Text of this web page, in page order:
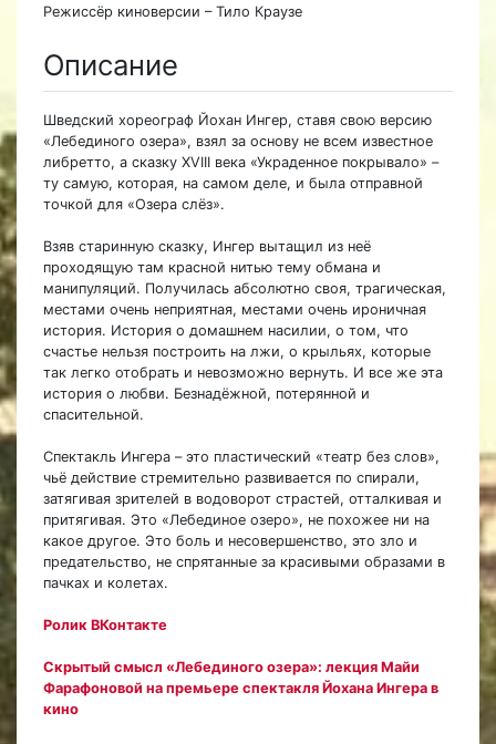
Режиссёр киноверсии – Тило Краузе
Описание
Шведский хореограф Йохан Ингер, ставя свою версию
«Лебединого озера», взял за основу не всем известное
либретто, а сказку XVIII века «Украденное покрывало» –
ту самую, которая, на самом деле, и была отправной
точкой для «Озера слёз».
Взяв старинную сказку, Ингер вытащил из неё
проходящую там красной нитью тему обмана и
манипуляций. Получилась абсолютно своя, трагическая,
местами очень неприятная, местами очень ироничная
история. История о домашнем насилии, о том, что
счастье нельзя построить на лжи, о крыльях, которые
так легко отобрать и невозможно вернуть. И все же эта
история о любви. Безнадёжной, потерянной и
спасительной.
Спектакль Ингера – это пластический «театр без слов»,
чьё действие стремительно развивается по спирали,
затягивая зрителей в водоворот страстей, отталкивая и
притягивая. Это «Лебединое озеро», не похожее ни на
какое другое. Это боль и несовершенство, это зло и
предательство, не спрятанные за красивыми образами в
пачках и колетах.
Ролик ВКонтакте
Скрытый смысл «Лебединого озера»: лекция Майи
Фарафоновой на премьере спектакля Йохана Ингера в
кино